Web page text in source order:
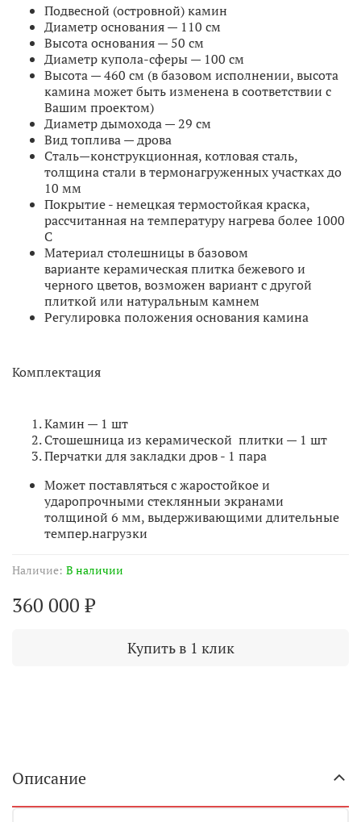
Наличие: В наличии
360 000 ₽
Купить в 1 клик
Подвесной (островной) камин
Диаметр основания — 110 см
Высота основания— 50 см
Диаметр купола-сферы— 100 см
Высота—460 см (в базовом исполнении, высота
камина может быть изменена в соответствии с
Вашим проектом)
Диаметр дымохода—29 см
Вид топлива—дрова
Сталь—конструкционная, котловая сталь,
толщина стали в термонагруженных участках до
10 мм
Покрытие - немецкая термостойкая краска,
рассчитанная на температуру нагрева более 1000
С
Материал столешницы в базовом
варианте керамическая плитка бежевого и
черного цветов, возможен вариант с другой
плиткой или натуральным камнем
Регулировка положения основания камина
Комплектация
Камин — 1 шт
Стошешница из керамической плитки — 1 шт
Перчатки для закладки дров - 1 пара
Может поставляться с жаростойкое и
ударопрочными стеклянныи экранами
толщиной 6 мм, выдерживающими длительные
темпер.нагрузки
Описание